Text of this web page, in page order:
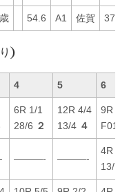
54.6 A1 佐賀 37
)
4 5 6
6R 1/1
28/6 ２
12R 4/4
13/4 ４
9R 3/4
F01/1
———- ———-
4R 1/1
13/1